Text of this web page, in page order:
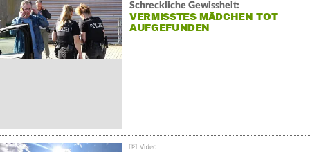
Schreckliche Gewissheit:
VERMISSTES MÄDCHEN TOT
AUFGEFUNDEN